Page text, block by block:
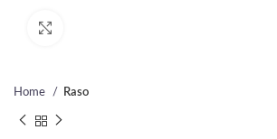
Home Raso